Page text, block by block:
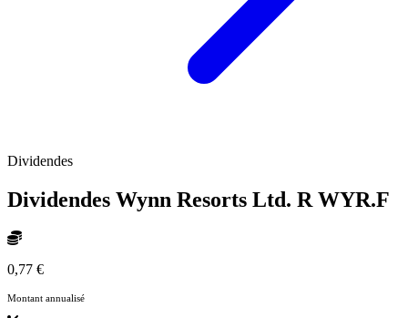
Dividendes
Dividendes Wynn Resorts Ltd. R WYR.F
0,77 €
Montant annualisé